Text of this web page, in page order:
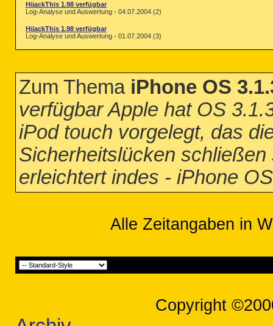
HijackThis 1.98 verfügbar
Log-Analyse und Auswertung - 04.07.2004 (2)
HijackThis 1.98 verfügbar
Log-Analyse und Auswertung - 01.07.2004 (3)
Zum Thema iPhone OS
verfügbar Apple hat OS
iPod touch vorgelegt, das
Sicherheitslücken
erleichtert indes - iPhone
Alle Zeitangaben in
Copyright